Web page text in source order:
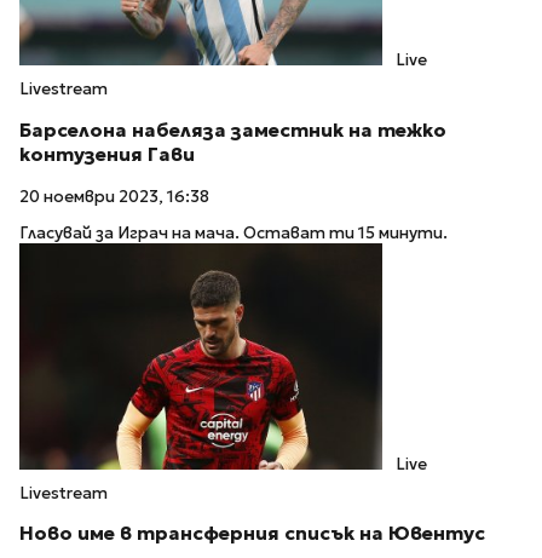
Live
Livestream
Барселона набеляза заместник на тежко
контузения Гави
20 ноември 2023, 16:38
Гласувай за Играч на мача. Остават ти 15 минути.
Live
Livestream
Ново име в трансферния списък на Ювентус